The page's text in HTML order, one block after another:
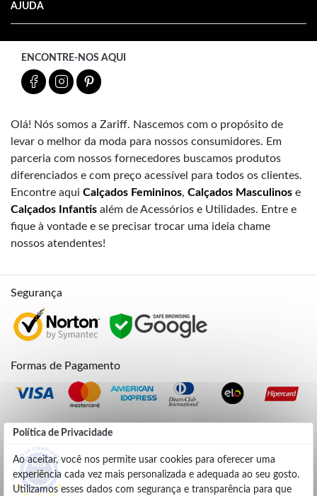
Política de Privacidade
Ao aceitar, você nos permite usar cookies para oferecer uma
experiência cada vez mais personalizada e adequada ao seu gosto.
Utilizamos esses dados com segurança e transparência para que
AJUDA
ENCONTRE-NOS AQUI
Olá! Nós somos a Zariff. Nascemos com o propósito de
levar o melhor da moda para nossos consumidores. Em
parceria com nossos fornecedores buscamos produtos
diferenciados e com preço acessível para todos os clientes.
Encontre aqui Calçados Femininos, Calçados Masculinos e
Calçados Infantis além de Acessórios e Utilidades. Entre e
fique à vontade e se precisar trocar uma ideia chame
nossos atendentes!
Segurança
Formas de Pagamento
Credibilidade
4.9